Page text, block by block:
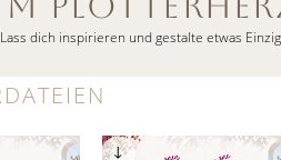
dich inspirieren und gestalte etwas